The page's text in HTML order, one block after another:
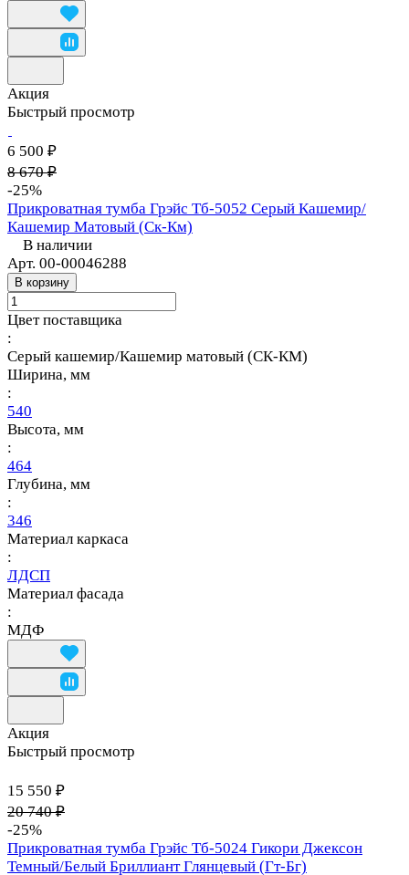
Акция
Быстрый просмотр
6 500 ₽
8 670 ₽
-25%
Прикроватная тумба Грэйс Тб-5052 Серый Кашемир/
Кашемир Матовый (Ск-Км)
В наличии
Арт. 00-00046288
В корзину
Цвет поставщика
:
Серый кашемир/Кашемир матовый (СК-КМ)
Ширина, мм
:
540
Высота, мм
:
464
Глубина, мм
:
346
Материал каркаса
:
ЛДСП
Материал фасада
:
МДФ
Акция
Быстрый просмотр
15 550 ₽
20 740 ₽
-25%
Прикроватная тумба Грэйс Тб-5024 Гикори Джексон
Темный/Белый Бриллиант Глянцевый (Гт-Бг)